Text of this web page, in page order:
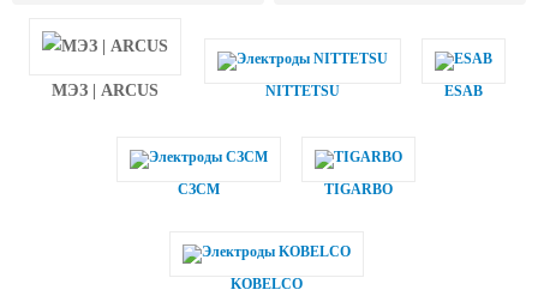
МЭЗ | ARCUS NITTETSU ESAB
СЗСМ TIGARBO
KOBELCO